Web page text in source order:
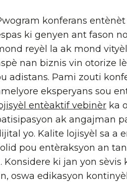
konferans
ki genyen ant fason
reyèl la ak mond
nan biznis vin otorize
adistans. Pami zouti
eksperyans sou
entèaktif vebinèr ka
ak angajman
yo. Kalite lojisyèl sa a
pou entèraksyon an
ki jan yon sèvis
oswa edikasyon